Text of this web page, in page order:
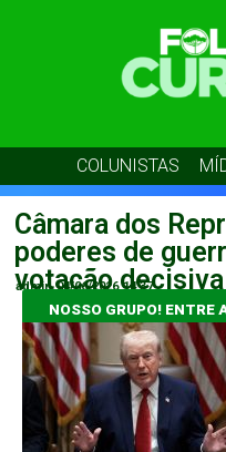
COLUNISTAS
Câmara dos
poderes de
votação decisiva
admin 04/06/2026 14:37
NOSSO GRUPO! ENTRE